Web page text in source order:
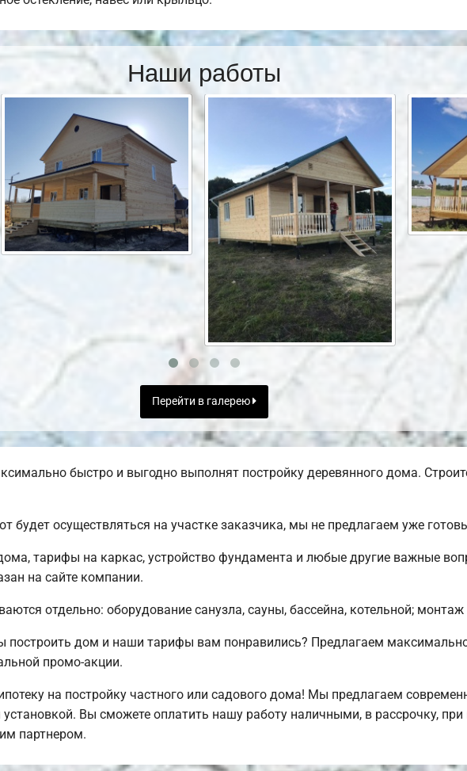
Наши работы
Перейти в галерею
быстро и выгодно выполнят постройку деревянного дома.
будет осуществляться на участке заказчика, мы не предлагаем уже
тарифы на каркас, устройство фундамента и любые другие важные
на сайте компании.
отдельно: оборудование санузла, сауны, бассейна, котельной;
построить дом и наши тарифы вам понравились? Предлагаем
промо-акции.
на постройку частного или садового дома! Мы предлагаем
установкой. Вы сможете оплатить нашу работу наличными, в рассрочку,
партнером.